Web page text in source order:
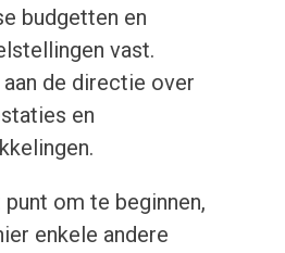
budgetten en
vast.
de directie over
en
om te beginnen,
enkele andere